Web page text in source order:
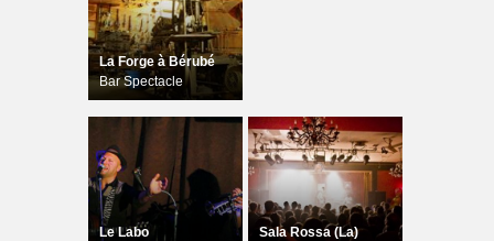
La Forge à Bérubé
Bar Spectacle
Le Labo
Sala Rossa (La)